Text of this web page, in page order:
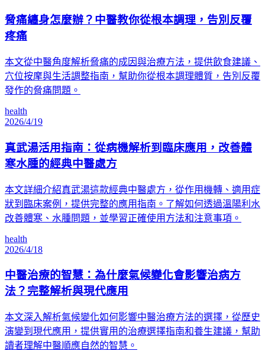
脅痛纏身怎麼辦？中醫教你從根本調理，告別反覆
疼痛
本文從中醫角度解析脅痛的成因與治療方法，提供飲食建議、
穴位按摩與生活調整指南，幫助你從根本調理體質，告別反覆
發作的脅痛問題。
health
2026/4/19
真武湯活用指南：從病機解析到臨床應用，改善體
寒水腫的經典中醫處方
本文詳細介紹真武湯這款經典中醫處方，從作用機轉、適用症
狀到臨床案例，提供完整的應用指南。了解如何透過溫陽利水
改善體寒、水腫問題，並學習正確使用方法和注意事項。
health
2026/4/18
中醫治療的智慧：為什麼氣候變化會影響治病方
法？完整解析與現代應用
本文深入解析氣候變化如何影響中醫治療方法的選擇，從歷史
演變到現代應用，提供實用的治療選擇指南和養生建議，幫助
讀者理解中醫順應自然的智慧。